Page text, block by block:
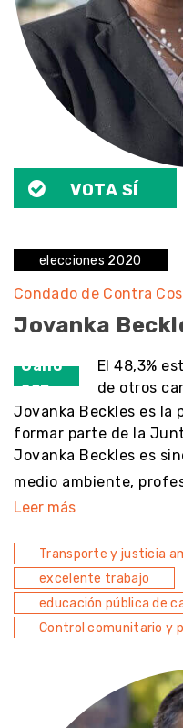
VOTA SÍ
elecciones 2020
Condado de Contra
Jovanka
Ganó
con
El 48,3%
de otros
Jovanka Beckles es la
formar parte de la
Jovanka Beckles es
medio ambiente,
Leer más
Transporte y justicia
excelente trabajo
educación pública de
Control comunitario y